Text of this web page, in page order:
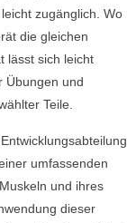
zugänglich. Wo
die gleichen
lässt sich leicht
Übungen und
Teile.
umfassenden
und ihres
dieser